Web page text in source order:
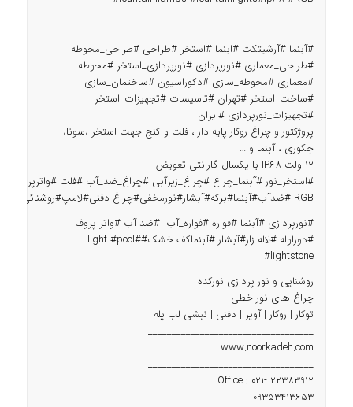
#آبنما #آرشیتکت #ابنما #استخر #طراحی #طراحی_محوطه
#طراحی_معماری #نورپردازی #نورپردازی_استخر #محوطه
#معماری #محوطه_سازی #دکوراسیون #ساختمان_سازی
#ساخت_استخر #تهران #تاسیسات #تجهیزات_استخر
#تجهیزات_نورپردازی #ایران
پروژکتور و چراغ روکار پایه دار ، فلت و کنج جهت استخر ،سونا،
جکوری ، آبنما و …
12 ولت IP68 با یکسال گارانتی تعویض
#استخر_نور #آبنما_چراغ #چراغ_زیرآبی #چراغ_ضد_آب #فلت #واترپروف #
RGB #ضدآب#آبنما#برکه#آبشار#نورمخفی#چراغ دفنی#لامپ#روشنائی#دکوراسیون#سنگ نورانی#فلاش#دیمر#فلاشر#آمپلی فایر#درایور#دکوراتیو##لنداسکیپ#فضای سبز #روف گاردن#دیزاین#سنگ پانلی#تجهیزات جکوزی#فیبرنوری##لاله زارنو#
#نورپردازی #آبنما #فواره #فواره_آب #ضد آب #واتر پروف
#دورلوله #لاله زار#آبشار #آبنماکف خشک##light #pool
#lightstone
روشنايى و نور پردازى نورکده
چراغ هاى نور خطى
توكار | روكار | آويز | دفنى | نبشى لب پله
___________________________________
www.noorkadeh.com
___________________________________
Office : 021- 22383912
09353413653